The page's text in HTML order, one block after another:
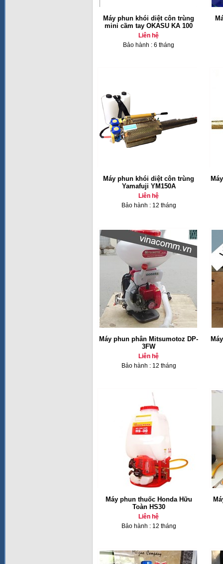
Máy phun khói diệt côn trùng
mini cầm tay OKASU KA 100
Liên hệ
Bảo hành : 6 tháng
Máy phun khói diệt côn trùng
Yamafuji YM150A
Liên hệ
Bảo hành : 12 tháng
Máy phun phân Mitsumotoz DP-
3FW
Liên hệ
Bảo hành : 12 tháng
Máy phun thuốc Honda Hữu
Toàn HS30
Liên hệ
Bảo hành : 12 tháng